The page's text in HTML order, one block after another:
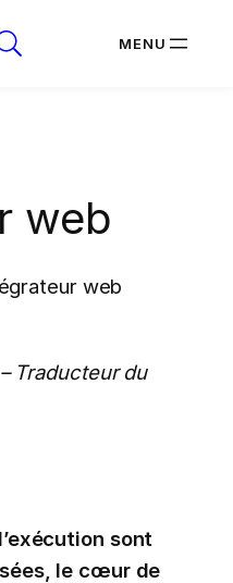
web
web
Traducteur du
sont
le cœur de